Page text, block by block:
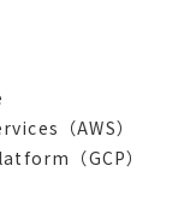
（AWS）
（GCP）